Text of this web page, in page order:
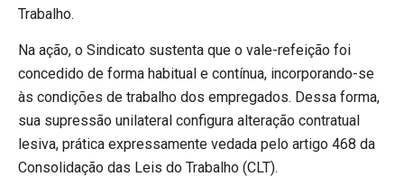
Trabalho.
Na ação, o Sindicato sustenta que o vale-refeição foi
concedido de forma habitual e contínua, incorporando-se
às condições de trabalho dos empregados. Dessa forma,
sua supressão unilateral configura alteração contratual
lesiva, prática expressamente vedada pelo artigo 468 da
Consolidação das Leis do Trabalho (CLT).